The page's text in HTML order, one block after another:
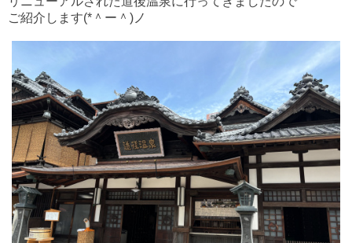
ご紹介します(*＾ー＾)ノ